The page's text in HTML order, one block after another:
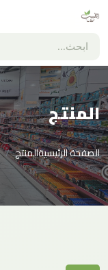
المنتج
الصفحة الرئيسيةالمنتج